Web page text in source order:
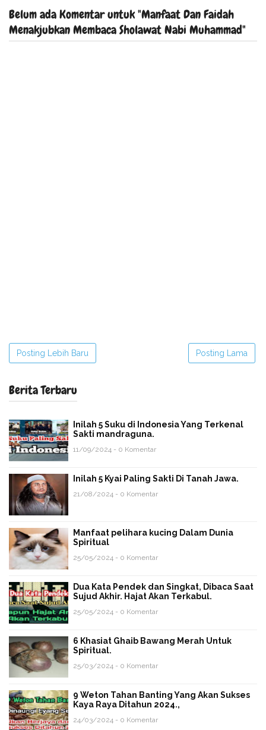
Belum ada Komentar untuk "Manfaat Dan Faidah
Menakjubkan Membaca Sholawat Nabi Muhammad"
Posting Lebih Baru Posting Lama
Berita Terbaru
Inilah 5 Suku di Indonesia Yang Terkenal
Sakti mandraguna.
11/09/2024 - 0 Komentar
Inilah 5 Kyai Paling Sakti Di Tanah Jawa.
21/08/2024 - 0 Komentar
Manfaat pelihara kucing Dalam Dunia
Spiritual
25/05/2024 - 0 Komentar
Dua Kata Pendek dan Singkat, Dibaca Saat
Sujud Akhir. Hajat Akan Terkabul.
25/05/2024 - 0 Komentar
6 Khasiat Ghaib Bawang Merah Untuk
Spiritual.
25/03/2024 - 0 Komentar
9 Weton Tahan Banting Yang Akan Sukses
Kaya Raya Ditahun 2024.,
24/03/2024 - 0 Komentar